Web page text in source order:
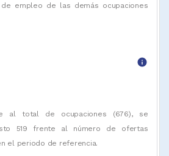
empleo de las demás ocupaciones
info
al total de ocupaciones (676), se
519 frente al número de ofertas
el periodo de referencia.